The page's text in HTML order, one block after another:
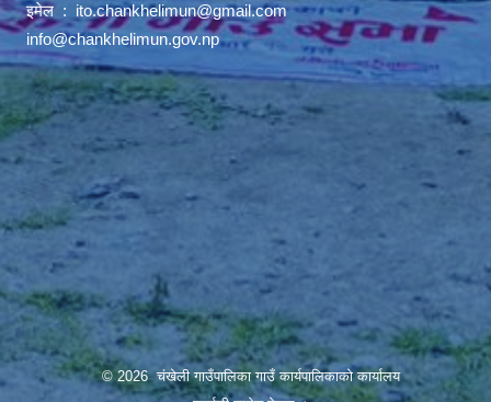
इमेल : ito.chankhelimun@gmail.com
info@chankhelimun.gov.np
© 2026 चंखेली गाउँपालिका गाउँ कार्यपालिकाको कार्यालय